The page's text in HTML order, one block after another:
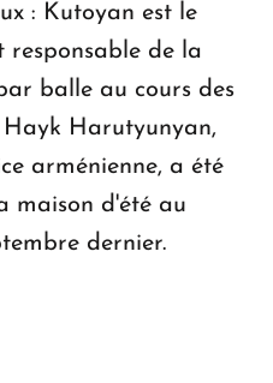
: Kutoyan est le
responsable de la
balle au cours des
Harutyunyan,
arménienne, a été
maison d'été au
dernier.